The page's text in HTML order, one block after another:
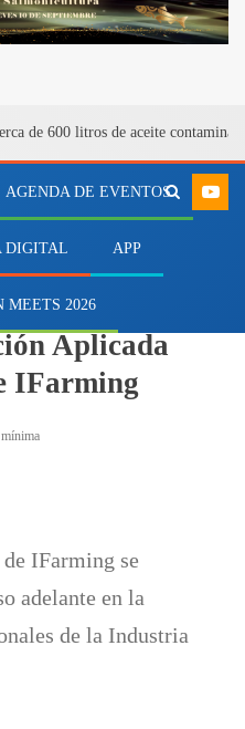
de 600 litros de aceite
AGENDA DE EVENTOS
DIGITAL APP
MEETS 2026
inscribirse en
Aplicada
IFarming
IFarming se
adelante en la
de la Industria